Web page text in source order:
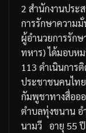
2 สำนักงานประ
การรักษาความ
ผู้อำนวยการรัก
ทหาร)ได้มอบห
113 ดำเนินการ
ประชาชนคนไท
กัมพูชาทางสื่ออ
ตำบลทุ่งขนานอ
นามวี
อายุ 55ปี